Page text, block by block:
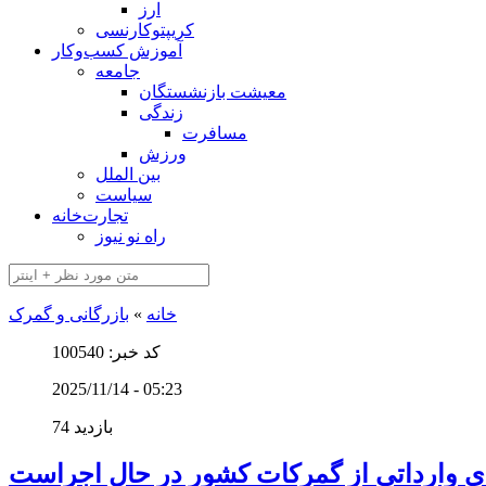
ارز
کریپتوکارنسی
آموزش کسب‌وکار
جامعه
معیشت بازنشستگان
زندگی
مسافرت
ورزش
بین الملل
سیاست
تجارت‌خانه
راه نو نیوز
خانه » بازرگانی و گمرک
کد خبر: 100540
2025/11/14 - 05:23
74 بازدید
وارداتی از گمرکات کشور در حال اجراست